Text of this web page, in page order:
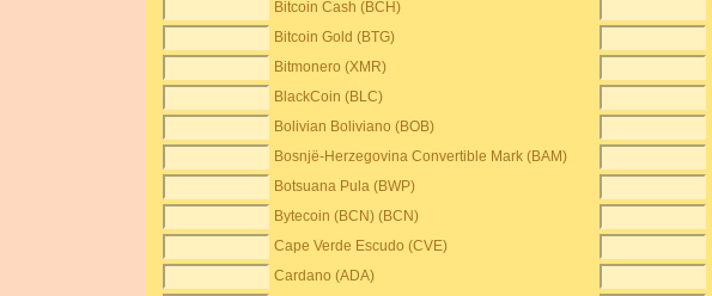
Bitcoin Cash (BCH)
Bitcoin Gold (BTG)
Bitmonero (XMR)
BlackCoin (BLC)
Bolivian Boliviano (BOB)
Bosnjë-Herzegovina Convertible Mark (BAM)
Botsuana Pula (BWP)
Bytecoin (BCN) (BCN)
Cape Verde Escudo (CVE)
Cardano (ADA)